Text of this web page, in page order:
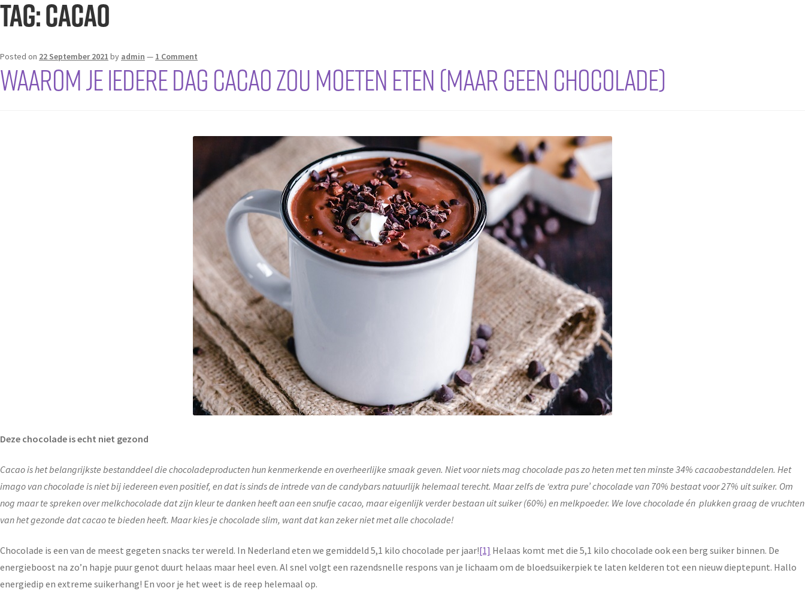
Tag:cacao
Posted on 22 September 2021 by admin — 1 Comment
Waarom je iedere dag cacao zou moeten eten (maar geen chocolade)
Deze chocolade is echt niet gezond
Cacao is het belangrijkste bestanddeel die chocoladeproducten hun kenmerkende en overheerlijke smaak geven. Niet voor niets mag chocolade pas zo heten met ten minste 34% cacaobestanddelen. Het
imago van chocolade is niet bij iedereen even positief, en dat is sinds de intrede van de candybars natuurlijk helemaal terecht. Maar zelfs de ‘extra pure’ chocolade van 70% bestaat voor 27% uit suiker. Om
nog maar te spreken over melkchocolade dat zijn kleur te danken heeft aan een snufje cacao, maar eigenlijk verder bestaan uit suiker (60%) en melkpoeder. We love chocolade én plukken graag de vruchten
van het gezonde dat cacao te bieden heeft. Maar kies je chocolade slim, want dat kan zeker niet met alle chocolade!
Chocolade is een van de meest gegeten snacks ter wereld. In Nederland eten we gemiddeld 5,1 kilo chocolade per jaar![1] Helaas komt met die 5,1 kilo chocolade ook een berg suiker binnen. De
energieboost na zo’n hapje puur genot duurt helaas maar heel even. Al snel volgt een razendsnelle respons van je lichaam om de bloedsuikerpiek te laten kelderen tot een nieuw dieptepunt. Hallo
energiedip en extreme suikerhang! En voor je het weet is de reep helemaal op.